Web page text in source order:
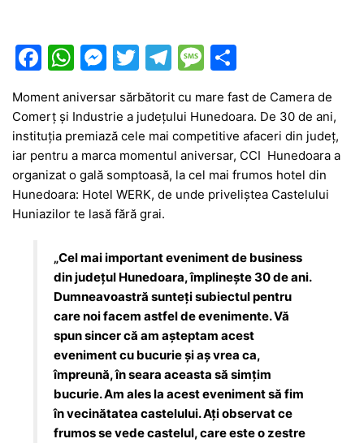
F
c
e
b
o
o
W
h
at
s
A
p
p
M
s
s
e
n
g
T
itt
er
T
e
gr
a
m
M
s
s
a
g
ta
je
a
z
ă
Moment aniversar sărbătorit cu mare fast de Camera de
Comerț și Industrie a județului Hunedoara. De 30 de ani,
instituția premiază cele mai competitive afaceri din județ,
iar pentru a marca momentul aniversar, CCI Hunedoara a
organizat o gală somptoasă, la cel mai frumos hotel din
Hunedoara: Hotel WERK, de unde priveliștea Castelului
Huniazilor te lasă fără grai.
„Cel mai important eveniment de business
din județul Hunedoara, împlinește 30 de ani.
Dumneavoastră sunteți subiectul pentru
care noi facem astfel de evenimente. Vă
spun sincer că am așteptam acest
eveniment cu bucurie și aș vrea ca,
împreună, în seara aceasta să simțim
bucurie. Am ales la acest eveniment să fim
în vecinătatea castelului. Ați observat ce
frumos se vede castelul, care este o zestre